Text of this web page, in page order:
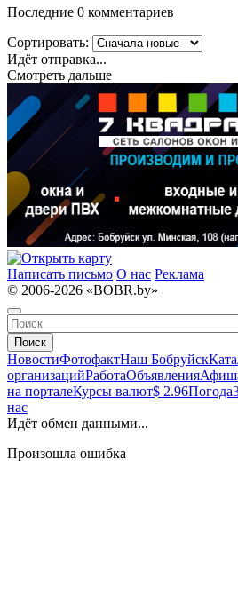
Последние 0 комментариев
Сортировать:
Идёт отправка...
Смотреть дальше
Написать письмо О нас Реклама
© 2006-2026 «BOBR.by»
Поиск
НовостиФотофактНаш Бобруйск
организацийРаботаОбъявления
на порталеКурсы валют$ 2.96Погода
нас
Идёт обмен данными...
Произошла ошибка